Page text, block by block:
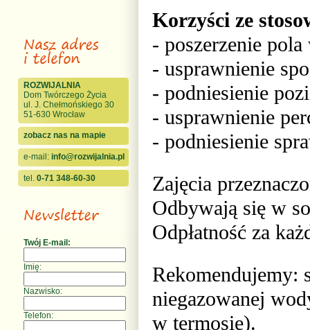
ROZWIJALNIA
Dom Twórczego Życia
ul. J. Chełmońskiego 30
51-630 Wrocław
zobacz nas na mapie
e-mail: info@rozwijalnia.pl
tel. 0-71 348-60-30
Twój E-mail:
Imię:
Nazwisko:
Telefon:
Korzyści ze
- poszerzenie
- usprawnienie
- podniesienie
- usprawnienie
- podniesienie
Zajęcia
Odbywają się w
Odpłatność za
Rekomendujemy:
niegazowanej
w termosie).